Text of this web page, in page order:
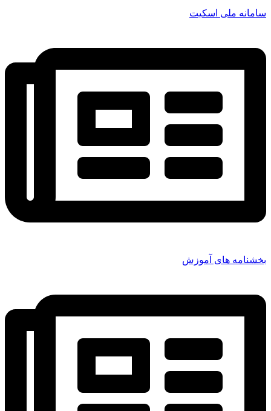
سامانه ملی اسکیت
بخشنامه های آموزش